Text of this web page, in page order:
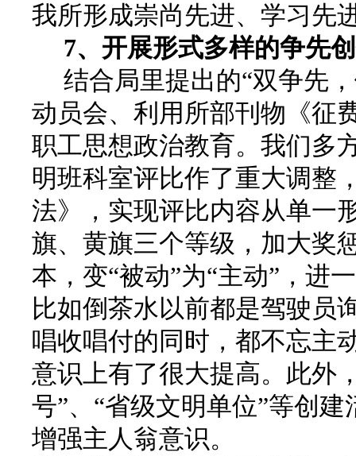
我所形成崇尚先进、学习先
7、开展形式多样的争先
结合局里提出的“双争先
动员会、利用所部刊物《征
职工思想政治教育。我们多
明班科室评比作了重大调整
法》，实现评比内容从单一
旗、黄旗三个等级，加大奖
本，变“被动”为“主动”，进
比如倒茶水以前都是驾驶员
唱收唱付的同时，都不忘主
意识上有了很大提高。此外
号”、“省级文明单位”等创
增强主人翁意识。